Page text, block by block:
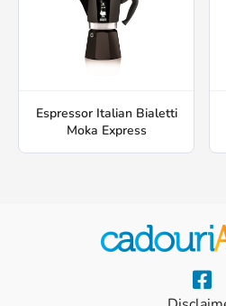
Espressor Italian Bialetti
Moka Express